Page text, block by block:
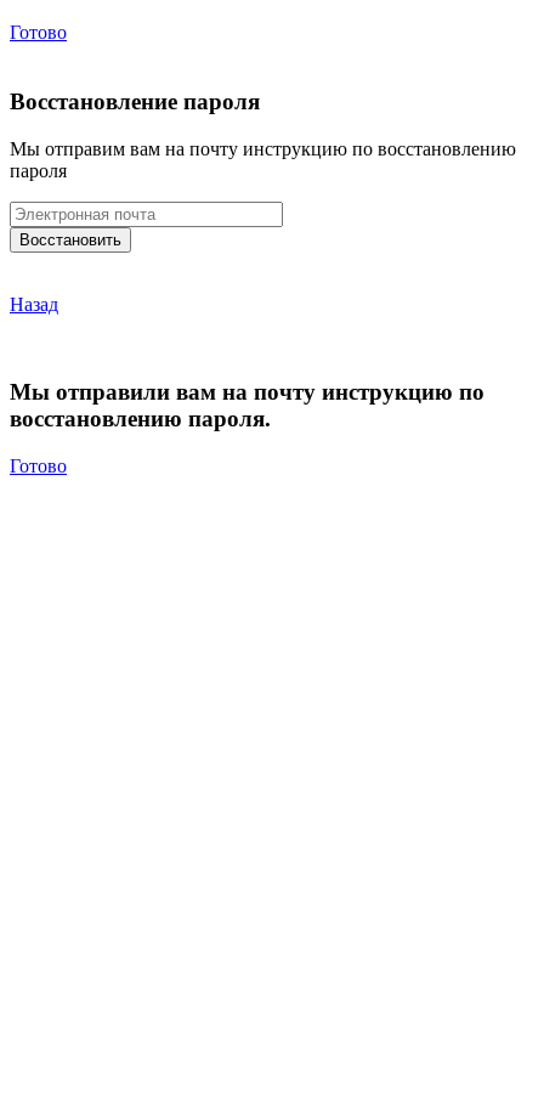
Готово
Восстановление пароля
Мы отправим вам на почту инструкцию по восстановлению
пароля
Назад
Мы отправили вам на почту инструкцию по
восстановлению пароля.
Готово